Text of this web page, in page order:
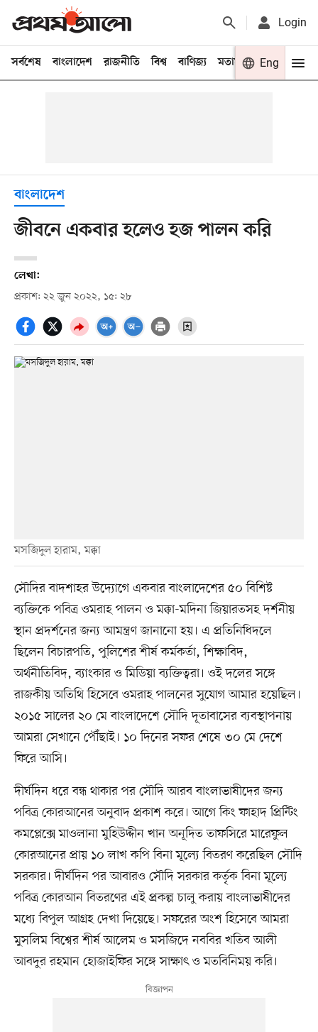
Login
সর্বশেষ বাংলাদেশ রাজনীতি বিশ্ব বাণিজ্য মতামত খেলা
Eng
বাংলাদেশ
জীবনে একবার হলেও হজ পালন করি
লেখা:
প্রকাশ: ২২ জুন ২০২২, ১৫: ২৮
মসজিদুল হারাম, মক্কা
সৌদির বাদশাহর উদ্যোগে একবার বাংলাদেশের ৫০ বিশিষ্ট
ব্যক্তিকে পবিত্র ওমরাহ পালন ও মক্কা-মদিনা জিয়ারতসহ দর্শনীয়
স্থান প্রদর্শনের জন্য আমন্ত্রণ জানানো হয়। এ প্রতিনিধিদলে
ছিলেন বিচারপতি, পুলিশের শীর্ষ কর্মকর্তা, শিক্ষাবিদ,
অর্থনীতিবিদ, ব্যাংকার ও মিডিয়া ব্যক্তিত্বরা। ওই দলের সঙ্গে
রাজকীয় অতিথি হিসেবে ওমরাহ পালনের সুযোগ আমার হয়েছিল।
২০১৫ সালের ২০ মে বাংলাদেশে সৌদি দূতাবাসের ব্যবস্থাপনায়
আমরা সেখানে পৌঁছাই। ১০ দিনের সফর শেষে ৩০ মে দেশে
ফিরে আসি।
দীর্ঘদিন ধরে বন্ধ থাকার পর সৌদি আরব বাংলাভাষীদের জন্য
পবিত্র কোরআনের অনুবাদ প্রকাশ করে। আগে কিং ফাহাদ প্রিন্টিং
কমপ্লেক্সে মাওলানা মুহিউদ্দীন খান অনূদিত তাফসিরে মারেফুল
কোরআনের প্রায় ১০ লাখ কপি বিনা মূল্যে বিতরণ করেছিল সৌদি
সরকার। দীর্ঘদিন পর আবারও সৌদি সরকার কর্তৃক বিনা মূল্যে
পবিত্র কোরআন বিতরণের এই প্রকল্প চালু করায় বাংলাভাষীদের
মধ্যে বিপুল আগ্রহ দেখা দিয়েছে। সফরের অংশ হিসেবে আমরা
মুসলিম বিশ্বের শীর্ষ আলেম ও মসজিদে নববির খতিব আলী
আবদুর রহমান হোজাইফির সঙ্গে সাক্ষাৎ ও মতবিনিময় করি।